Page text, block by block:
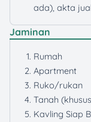
ada), akta
Jaminan
Rumah
Apartment
Ruko/rukan
Tanah
Kavling Siap